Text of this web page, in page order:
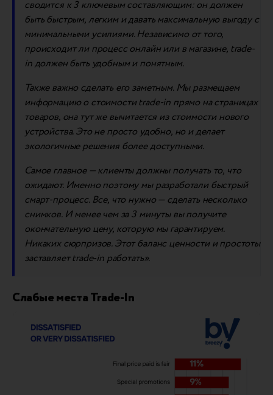
сводится к 3 ключевым составляющим: он должен
быть быстрым, легким и давать максимальную выгоду с
минимальными усилиями. Независимо от того,
происходит ли процесс онлайн или в магазине, trade-
in должен быть удобным и понятным.
Также важно сделать его заметным. Мы размещаем
информацию о стоимости trade-in прямо на страницах
товаров, она тут же вычитается из стоимости нового
устройства. Это не просто удобно, но и делает
экологичные решения более доступными.
Самое главное — клиенты должны получать то, что
ожидают. Именно поэтому мы разработали быстрый
смарт-процесс. Все, что нужно — сделать несколько
снимков. Именее чем за 3 минуты вы получите
окончательную цену, которую мы гарантируем.
Никаких сюрпризов. Этот баланс ценности и простоты
заставляет trade-in работать».
Слабые места Trade-In